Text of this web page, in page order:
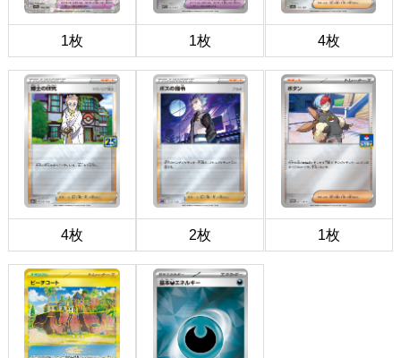
1枚 1枚 4枚
4枚 2枚 1枚